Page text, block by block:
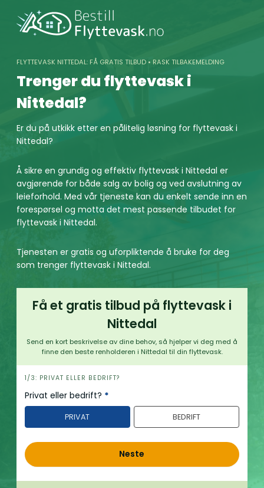
content
FLYTTEVASK NITTEDAL: FÅ GRATIS TILBUD • RASK TILBAKEMELDING
Trenger du flyttevask i
Nittedal?
Er du på utkikk etter en pålitelig løsning for flyttevask i
Nittedal?
Å sikre en grundig og effektiv flyttevask i Nittedal er
avgjørende for både salg av bolig og ved avslutning av
leieforhold. Med vår tjeneste kan du enkelt sende inn en
forespørsel og motta det mest passende tilbudet for
flyttevask i Nittedal.
Tjenesten er gratis og uforpliktende å bruke for deg
som trenger flyttevask i Nittedal.
Få et gratis tilbud på flyttevask i
Nittedal
Send en kort beskrivelse av dine behov, så hjelper vi deg med å
finne den beste renholderen i Nittedal til din flyttevask.
h
e
r
1/3: PRIVAT ELLER BEDRIFT?
Privat eller bedrift? *
PRIVAT BEDRIFT
Neste